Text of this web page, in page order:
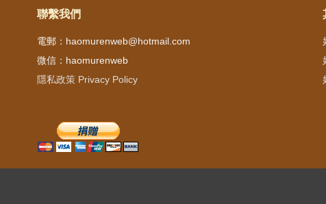
聯繫我們
電郵：haomurenweb@hotmail.com
微信：haomurenweb
隱私政策 Privacy Policy